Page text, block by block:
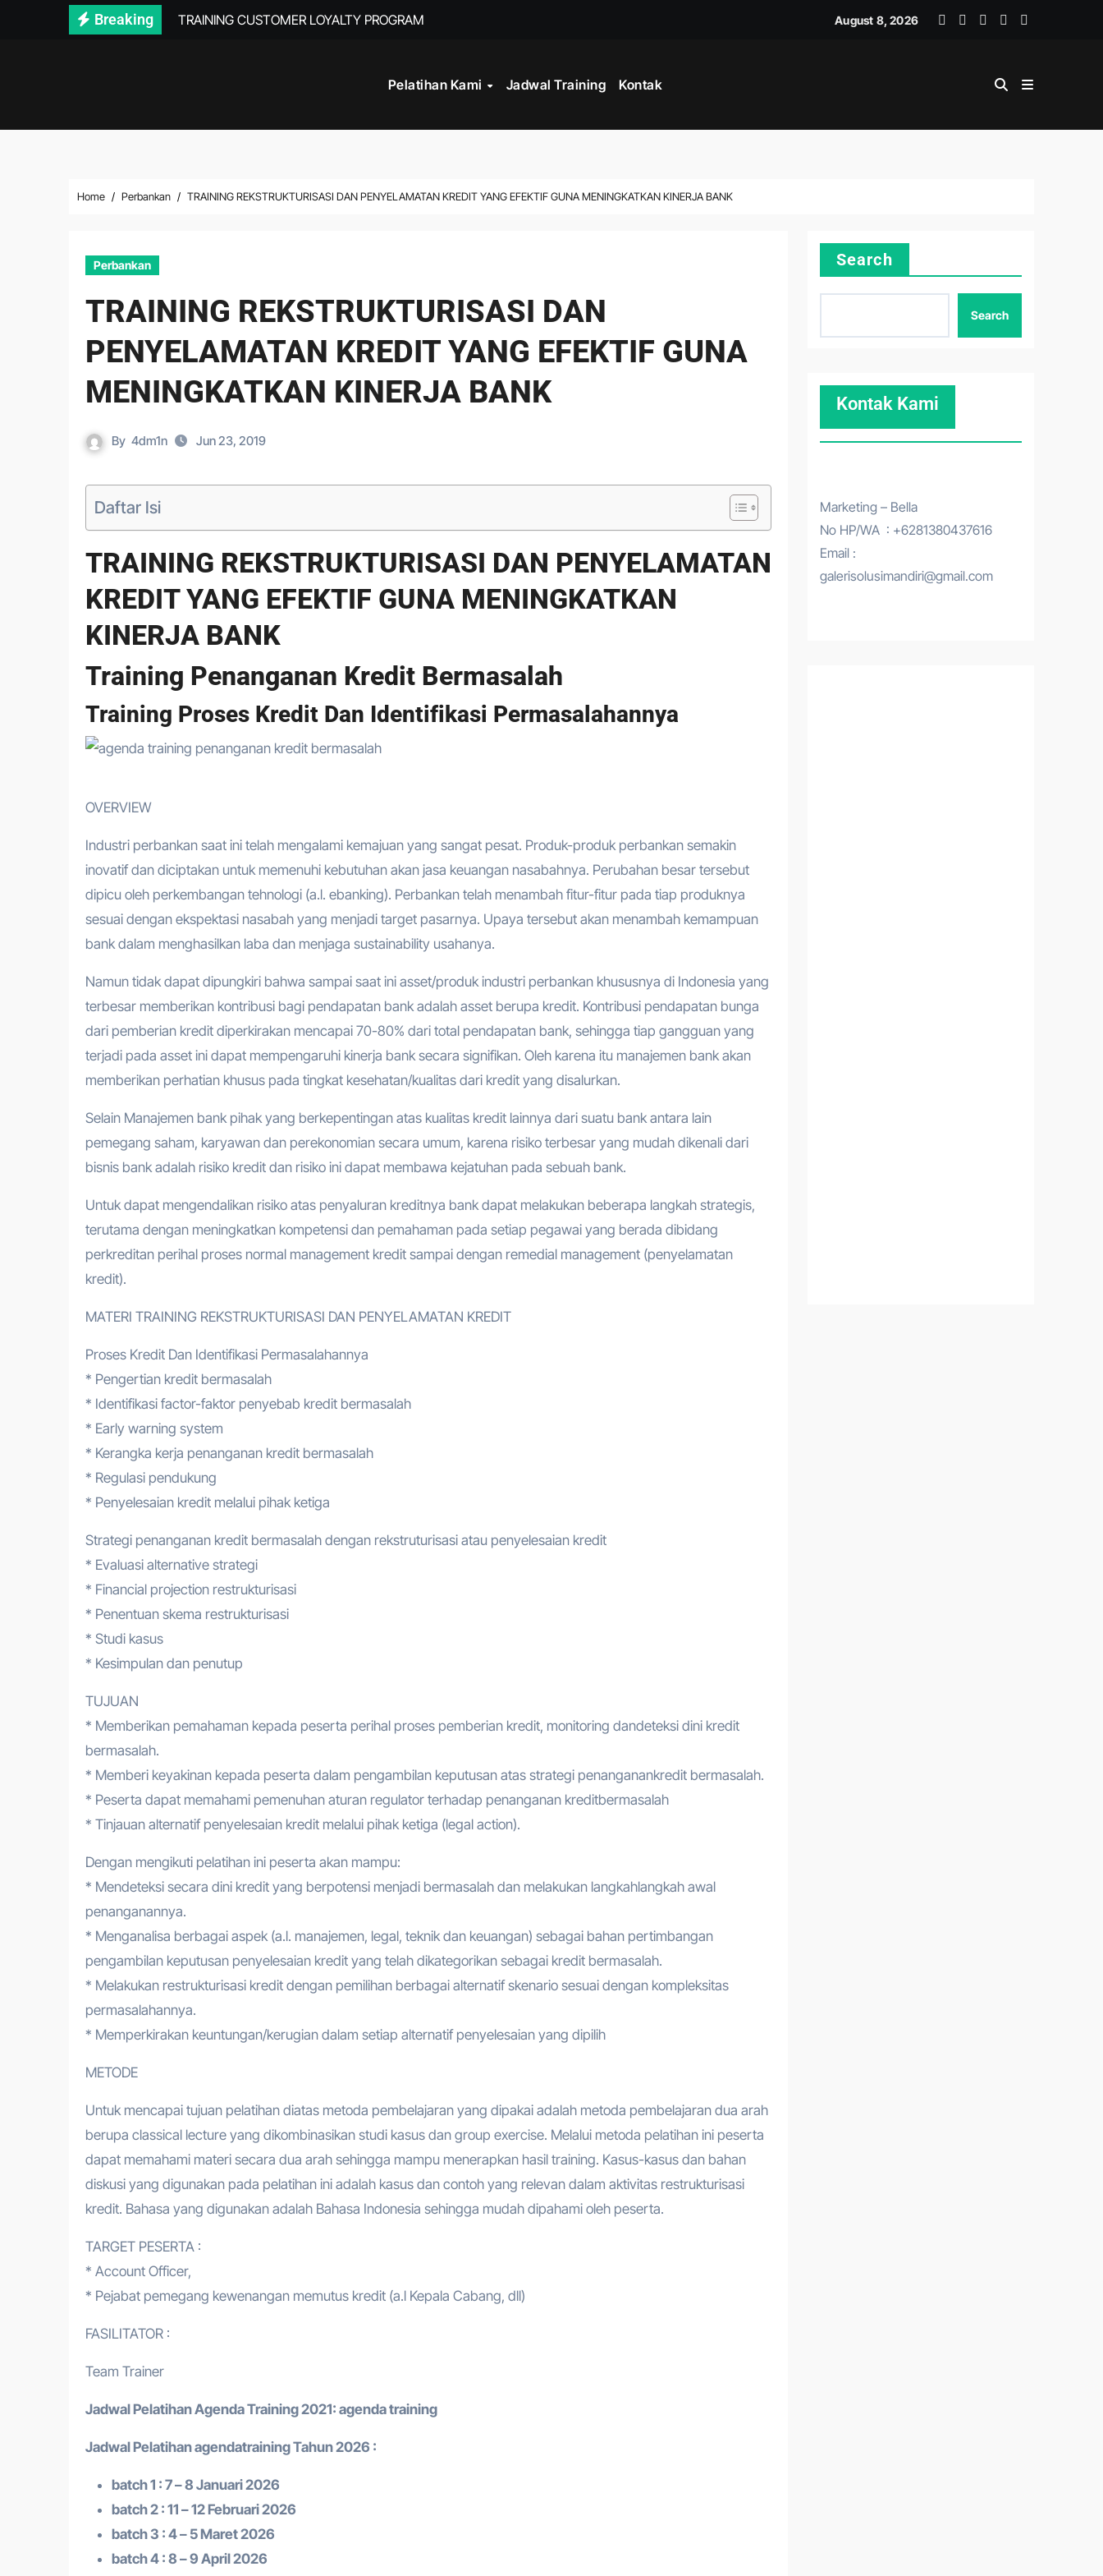
Breaking TRAINING CUSTOMER LOYALTY PROGRAM August 8, 2026
Pelatihan Kami Jadwal Training Kontak
Home Perbankan TRAINING REKSTRUKTURISASI DAN PENYELAMATAN KREDIT YANG EFEKTIF GUNA MENINGKATKAN KINERJA BANK
Perbankan
TRAINING REKSTRUKTURISASI DAN
PENYELAMATAN KREDIT YANG EFEKTIF GUNA
MENINGKATKAN KINERJA BANK
By 4dm1n Jun 23, 2019
Daftar Isi
TRAINING REKSTRUKTURISASI DAN PENYELAMATAN
KREDIT YANG EFEKTIF GUNA MENINGKATKAN
KINERJA BANK
Training Penanganan Kredit Bermasalah
Training Proses Kredit Dan Identifikasi Permasalahannya
OVERVIEW
Industri perbankan saat ini telah mengalami kemajuan yang sangat pesat. Produk-produk perbankan semakin
inovatif dan diciptakan untuk memenuhi kebutuhan akan jasa keuangan nasabahnya. Perubahan besar tersebut
dipicu oleh perkembangan tehnologi (a.l. ebanking). Perbankan telah menambah fitur-fitur pada tiap produknya
sesuai dengan ekspektasi nasabah yang menjadi target pasarnya. Upaya tersebut akan menambah kemampuan
bank dalam menghasilkan laba dan menjaga sustainability usahanya.
Namun tidak dapat dipungkiri bahwa sampai saat ini asset/produk industri perbankan khususnya di Indonesia yang
terbesar memberikan kontribusi bagi pendapatan bank adalah asset berupa kredit. Kontribusi pendapatan bunga
dari pemberian kredit diperkirakan mencapai 70-80% dari total pendapatan bank, sehingga tiap gangguan yang
terjadi pada asset ini dapat mempengaruhi kinerja bank secara signifikan. Oleh karena itu manajemen bank akan
memberikan perhatian khusus pada tingkat kesehatan/kualitas dari kredit yang disalurkan.
Selain Manajemen bank pihak yang berkepentingan atas kualitas kredit lainnya dari suatu bank antara lain
pemegang saham, karyawan dan perekonomian secara umum, karena risiko terbesar yang mudah dikenali dari
bisnis bank adalah risiko kredit dan risiko ini dapat membawa kejatuhan pada sebuah bank.
Untuk dapat mengendalikan risiko atas penyaluran kreditnya bank dapat melakukan beberapa langkah strategis,
terutama dengan meningkatkan kompetensi dan pemahaman pada setiap pegawai yang berada dibidang
perkreditan perihal proses normal management kredit sampai dengan remedial management (penyelamatan
kredit).
MATERI TRAINING REKSTRUKTURISASI DAN PENYELAMATAN KREDIT
Proses Kredit Dan Identifikasi Permasalahannya
* Pengertian kredit bermasalah
* Identifikasi factor-faktor penyebab kredit bermasalah
* Early warning system
* Kerangka kerja penanganan kredit bermasalah
* Regulasi pendukung
* Penyelesaian kredit melalui pihak ketiga
Strategi penanganan kredit bermasalah dengan rekstruturisasi atau penyelesaian kredit
* Evaluasi alternative strategi
* Financial projection restrukturisasi
* Penentuan skema restrukturisasi
* Studi kasus
* Kesimpulan dan penutup
TUJUAN
* Memberikan pemahaman kepada peserta perihal proses pemberian kredit, monitoring dandeteksi dini kredit
bermasalah.
* Memberi keyakinan kepada peserta dalam pengambilan keputusan atas strategi penanganankredit bermasalah.
* Peserta dapat memahami pemenuhan aturan regulator terhadap penanganan kreditbermasalah
* Tinjauan alternatif penyelesaian kredit melalui pihak ketiga (legal action).
Dengan mengikuti pelatihan ini peserta akan mampu:
* Mendeteksi secara dini kredit yang berpotensi menjadi bermasalah dan melakukan langkahlangkah awal
penanganannya.
* Menganalisa berbagai aspek (a.l. manajemen, legal, teknik dan keuangan) sebagai bahan pertimbangan
pengambilan keputusan penyelesaian kredit yang telah dikategorikan sebagai kredit bermasalah.
* Melakukan restrukturisasi kredit dengan pemilihan berbagai alternatif skenario sesuai dengan kompleksitas
permasalahannya.
* Memperkirakan keuntungan/kerugian dalam setiap alternatif penyelesaian yang dipilih
METODE
Untuk mencapai tujuan pelatihan diatas metoda pembelajaran yang dipakai adalah metoda pembelajaran dua arah
berupa classical lecture yang dikombinasikan studi kasus dan group exercise. Melalui metoda pelatihan ini peserta
dapat memahami materi secara dua arah sehingga mampu menerapkan hasil training. Kasus-kasus dan bahan
diskusi yang digunakan pada pelatihan ini adalah kasus dan contoh yang relevan dalam aktivitas restrukturisasi
kredit. Bahasa yang digunakan adalah Bahasa Indonesia sehingga mudah dipahami oleh peserta.
TARGET PESERTA :
* Account Officer,
* Pejabat pemegang kewenangan memutus kredit (a.l Kepala Cabang, dll)
FASILITATOR :
Team Trainer
Jadwal PelatihanAgenda Training2021: agenda training
Jadwal Pelatihan agendatrainingTahun 2026 :
batch 1 : 7 – 8 Januari 2026
batch 2 : 11 – 12 Februari 2026
batch 3 : 4 – 5 Maret 2026
batch 4 : 8 – 9 April 2026
Search
Search
Kontak Kami
Marketing – Bella
No HP/WA : +6281380437616
Email :
galerisolusimandiri@gmail.com